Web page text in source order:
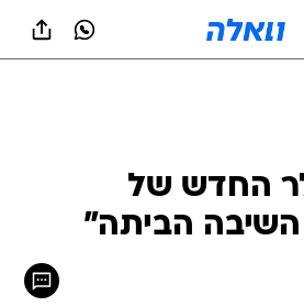
החדש של
השיבה הביתה"